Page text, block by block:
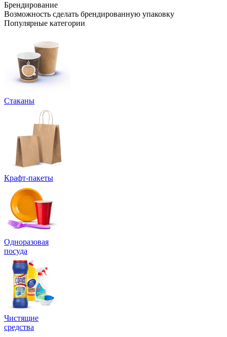
Брендирование
Возможность сделать брендированную упаковку
Популярные категории
Стаканы
Крафт-пакеты
Одноразовая
посуда
Чистящие
средства